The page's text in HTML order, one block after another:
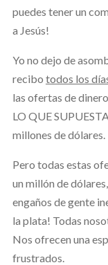
puedes tener un
a Jesús!
Yo no dejo de
recibo todos los
las ofertas de
LO QUE
millones de dólares.
Pero todas estas
un millón de
engaños de gente
la plata! Todas
Nos ofrecen una
frustrados.